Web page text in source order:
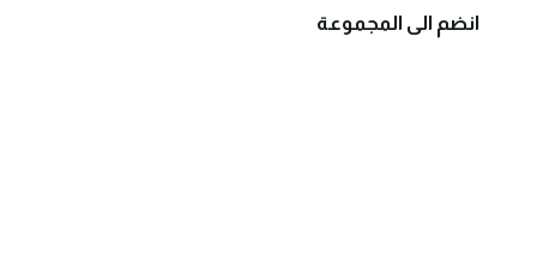
انضم الى المجموعة